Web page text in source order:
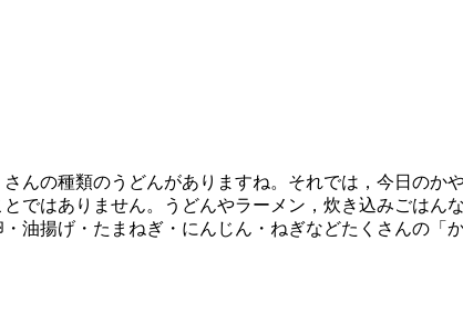
んの種類のうどんがありますね。それでは，今日のか
ではありません。うどんやラーメン，炊き込みごはん
油揚げ・たまねぎ・にんじん・ねぎなどたくさんの「